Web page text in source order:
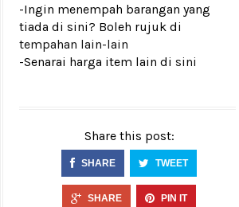
-Ingin menempah barangan yang
tiada di sini? Boleh rujuk di
tempahan lain-lain
-Senarai harga item lain di sini
Share this post:
SHARE TWEET
SHARE PIN IT